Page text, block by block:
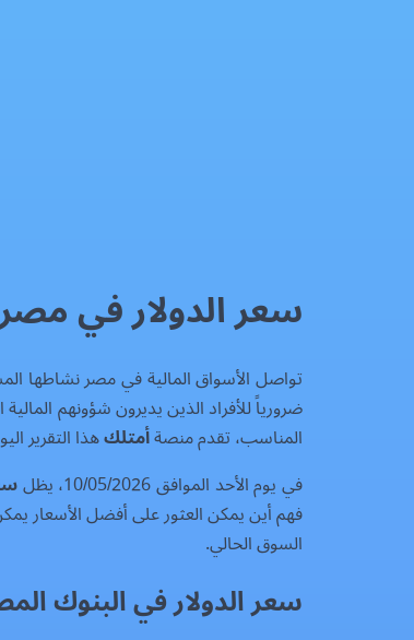
سعر الدولار في مصر اليوم
تواصل الأسواق المالية في مصر نشاطها
ضرورياً للأفراد الذين يديرون شؤونهم
المناسب، تقدم منصةأمتلكهذا التقرير
في يوم الأحد الموافق 10/05/2026، يظل
السوق الحالي.
سعر الدولار في البنوك